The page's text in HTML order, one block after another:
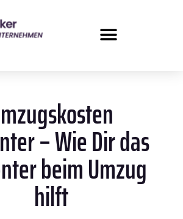
– Wie Dir das
beim Umzug
hilft